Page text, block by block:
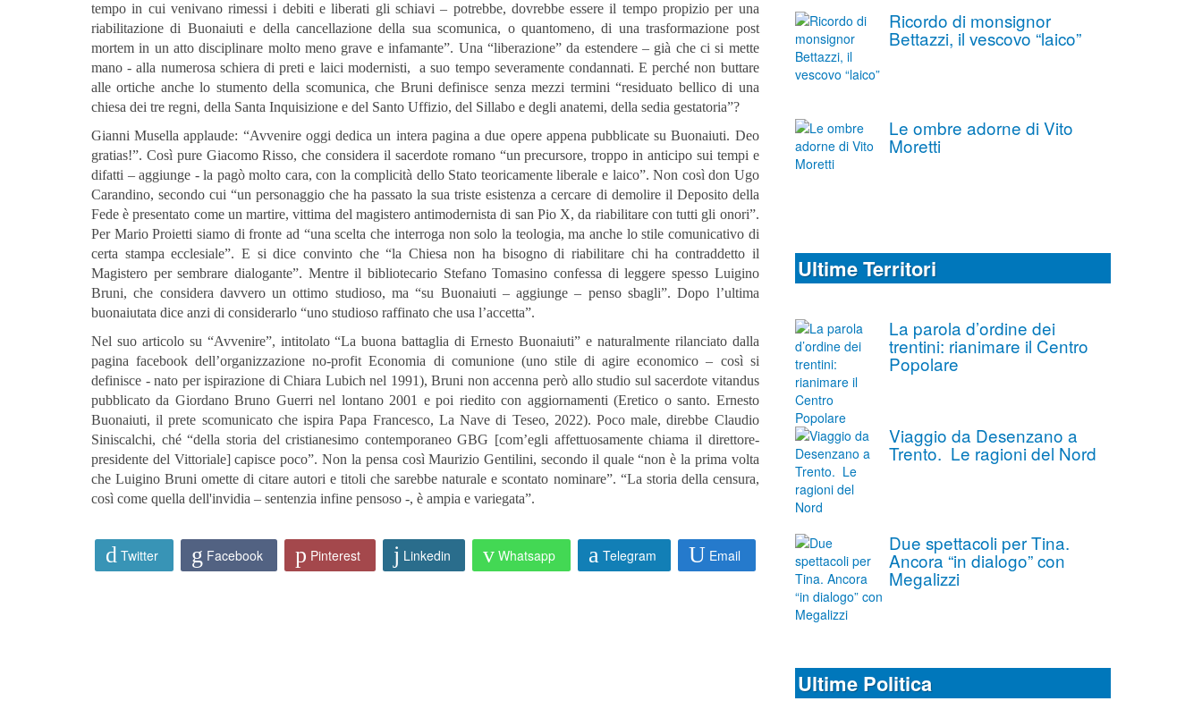
tempo in cui venivano rimessi i debiti e liberati gli schiavi – potrebbe, dovrebbe essere il tempo propizio per una
riabilitazione di Buonaiuti e della cancellazione della sua scomunica, o quantomeno, di una trasformazione post
mortem in un atto disciplinare molto meno grave e infamante”. Una “liberazione” da estendere – già che ci si mette
mano - alla numerosa schiera di preti e laici modernisti, a suo tempo severamente condannati. E perché non buttare
alle ortiche anche lo stumento della scomunica, che Bruni definisce senza mezzi termini “residuato bellico di una
chiesa dei tre regni, della Santa Inquisizione e del Santo Uffizio, del Sillabo e degli anatemi, della sedia gestatoria”?
Gianni Musella applaude: “Avvenire oggi dedica un intera pagina a due opere appena pubblicate su Buonaiuti. Deo
gratias!”. Così pure Giacomo Risso, che considera il sacerdote romano “un precursore, troppo in anticipo sui tempi e
difatti – aggiunge - la pagò molto cara, con la complicità dello Stato teoricamente liberale e laico”. Non così don Ugo
Carandino, secondo cui “un personaggio che ha passato la sua triste esistenza a cercare di demolire il Deposito della
Fede è presentato come un martire, vittima del magistero antimodernista di san Pio X, da riabilitare con tutti gli onori”.
Per Mario Proietti siamo di fronte ad “una scelta che interroga non solo la teologia, ma anche lo stile comunicativo di
certa stampa ecclesiale”. E si dice convinto che “la Chiesa non ha bisogno di riabilitare chi ha contraddetto il
Magistero per sembrare dialogante”. Mentre il bibliotecario Stefano Tomasino confessa di leggere spesso Luigino
Bruni, che considera davvero un ottimo studioso, ma “su Buonaiuti – aggiunge – penso sbagli”. Dopo l’ultima
buonaiutata dice anzi di considerarlo “uno studioso raffinato che usa l’accetta”.
Nel suo articolo su “Avvenire”, intitolato “La buona battaglia di Ernesto Buonaiuti” e naturalmente rilanciato dalla
pagina facebook dell’organizzazione no-profit Economia di comunione (uno stile di agire economico – così si
definisce - nato per ispirazione di Chiara Lubich nel 1991), Bruni non accenna però allo studio sul sacerdote vitandus
pubblicato da Giordano Bruno Guerri nel lontano 2001 e poi riedito con aggiornamenti (Eretico o santo. Ernesto
Buonaiuti, il prete scomunicato che ispira Papa Francesco, La Nave di Teseo, 2022). Poco male, direbbe Claudio
Siniscalchi, ché “della storia del cristianesimo contemporaneo GBG [com’egli affettuosamente chiama il direttore-
presidente del Vittoriale] capisce poco”. Non la pensa così Maurizio Gentilini, secondo il quale “non è la prima volta
che Luigino Bruni omette di citare autori e titoli che sarebbe naturale e scontato nominare”. “La storia della censura,
così come quella dell'invidia – sentenzia infine pensoso -, è ampia e variegata”.
Twitter Facebook Pinterest Linkedin Whatsapp Telegram Email
Ricordo di monsignor
Bettazzi, il vescovo “laico”
Le ombre adorne di Vito
Moretti
Ultime Territori
La parola d’ordine dei
trentini: rianimare il Centro
Popolare
Viaggio da Desenzano a
Trento. Le ragioni del Nord
Due spettacoli per Tina.
Ancora “in dialogo” con
Megalizzi
Ultime Politica